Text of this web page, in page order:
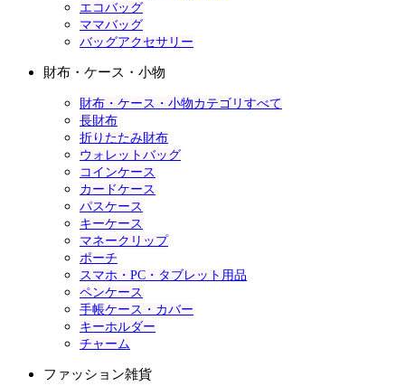
エコバッグ
ママバッグ
バッグアクセサリー
財布・ケース・小物
財布・ケース・小物カテゴリすべて
長財布
折りたたみ財布
ウォレットバッグ
コインケース
カードケース
パスケース
キーケース
マネークリップ
ポーチ
スマホ・PC・タブレット用品
ペンケース
手帳ケース・カバー
キーホルダー
チャーム
ファッション雑貨